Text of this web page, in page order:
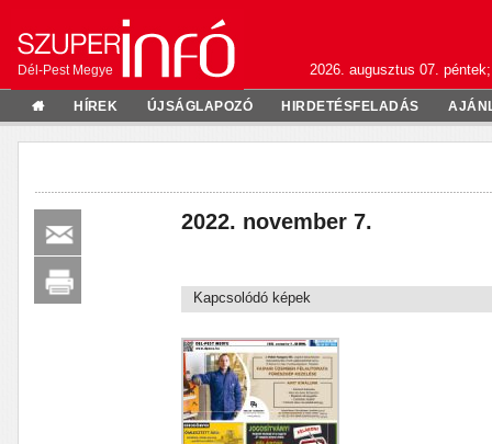
Dél-Pest Megye 2026. augusztus 07.
HÍREK ÚJSÁGLAPOZÓ HIRDETÉSFELADÁS
2022. november 7.
Kapcsolódó képek